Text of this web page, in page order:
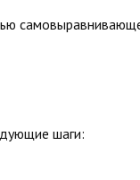
шаги: